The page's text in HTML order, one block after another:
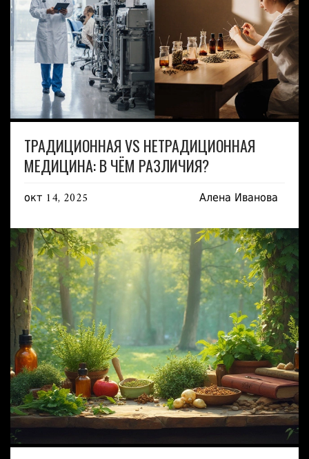
ТРАДИЦИОННАЯ VS НЕТРАДИЦИОННАЯ
МЕДИЦИНА: В ЧЁМ РАЗЛИЧИЯ?
окт 14, 2025 Алена Иванова